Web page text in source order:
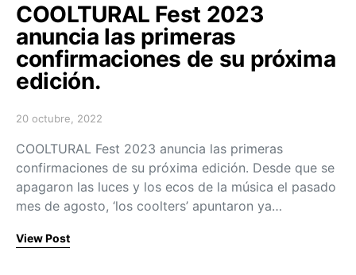
COOLTURAL Fest 2023
anuncia las primeras
confirmaciones de su próxima
edición.
Posted on
20 octubre, 2022
COOLTURAL Fest 2023 anuncia las primeras
confirmaciones de su próxima edición. Desde que se
apagaron las luces y los ecos de la música el pasado
mes de agosto, ‘los coolters’ apuntaron ya…
View Post